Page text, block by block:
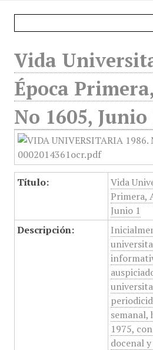
Vida
Época
No 1605, Junio
Título:
Vida
Primera,
Junio 1
Descripción:
semanal,
1975,
docenal